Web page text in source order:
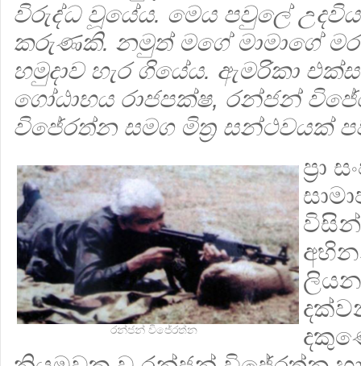
විරුද්ධ වූයේය. මෙය පවුලේ
කරුණකි. නමුත් මගේ මාමාගේ
හමුදාව හැර ගියේය. ඇමරිකා
ගෝඨාභය රාජපක්ෂ, රන්ජන්
විජේරත්න සමග මිත්‍ර සන්ථවයක්
රන්ජන් විජේරත්න
ප්‍රා